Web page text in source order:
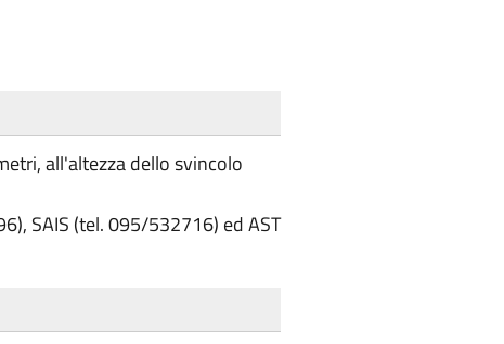
all'altezza dello svincolo
SAIS (tel. 095/532716) ed AST